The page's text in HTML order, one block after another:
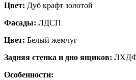
Цвет: Дуб крафт золотой
Фасады: ЛДСП
Цвет: Белый жемчуг
Задняя стенка и дно ящиков:
Особенности: